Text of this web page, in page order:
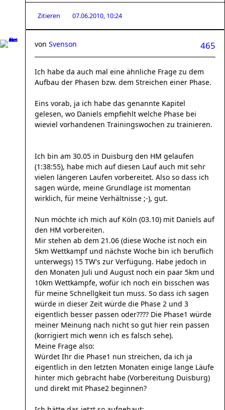
Zitieren 07.06.2010, 10:24
465
von Svenson
Ich habe da auch mal eine ähnliche Frage zu dem
Aufbau der Phasen bzw. dem Streichen einer Phase.
Eins vorab, ja ich habe das genannte Kapitel
gelesen, wo Daniels empfiehlt welche Phase bei
wieviel vorhandenen Trainingswochen zu trainieren.
Ich bin am 30.05 in Duisburg den HM gelaufen
(1:38:55), habe mich auf diesen Lauf auch mit sehr
vielen längeren Laufen vorbereitet. Also so dass ich
sagen würde, meine Grundlage ist momentan
wirklich, für meine Verhältnisse ;-), gut.
Nun möchte ich mich auf Köln (03.10) mit Daniels auf
den HM vorbereiten.
Mir stehen ab dem 21.06 (diese Woche ist noch ein
5km Wettkampf und nächste Woche bin ich beruflich
unterwegs) 15 TW's zur Verfügung. Habe jedoch in
den Monaten Juli und August noch ein paar 5km und
10km Wettkämpfe, wofür ich noch ein bisschen was
für meine Schnellgkeit tun muss. So dass ich sagen
würde in dieser Zeit würde die Phase 2 und 3
eigentlich besser passen oder???? Die Phase1 würde
meiner Meinung nach nicht so gut hier rein passen
(korrigiert mich wenn ich es falsch sehe).
Meine Frage also:
Würdet Ihr die Phase1 nun streichen, da ich ja
eigentlich in den letzten Monaten einige lange Läufe
hinter mich gebracht habe (Vorbereitung Duisburg)
und direkt mit Phase2 beginnen?